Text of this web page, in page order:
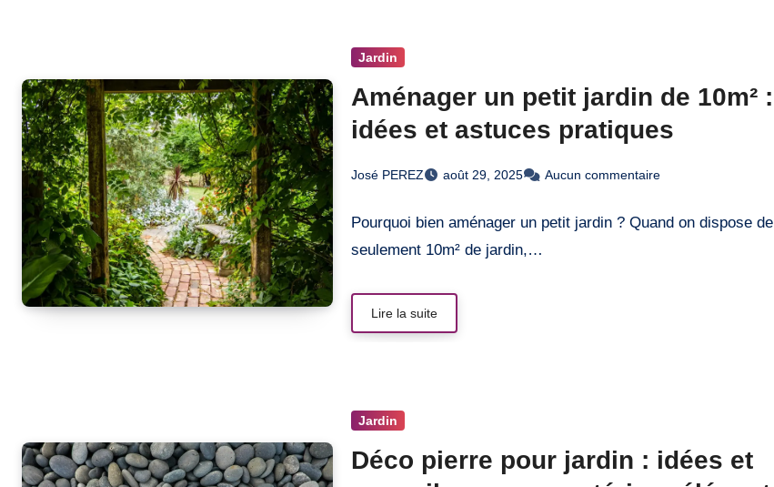
Jardin
Aménager un petit jardin de 10m² :
idées et astuces pratiques
José PEREZ août 29, 2025 Aucun commentaire
Pourquoi bien aménager un petit jardin ? Quand on dispose de
seulement 10m² de jardin,…
Lire la suite
Jardin
Déco pierre pour jardin : idées et